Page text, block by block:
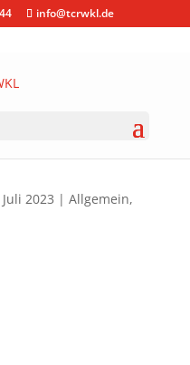
info@tcrwkl.de
im
2023 | Allgemein,